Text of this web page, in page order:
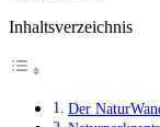
Inhaltsverzeichnis
Der